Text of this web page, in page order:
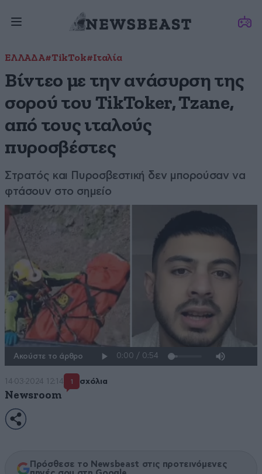
ΕΛΛΑΔΑ#TikTok#Ιταλία
Βίντεο με την ανάσυρση της
σορού του TikToker, Tzane,
από τους ιταλούς
πυροσβέστες
Στρατός και Πυροσβεστική δεν μπορούσαν να
φτάσουν στο σημείο
Ακούστε το άρθρο
14·03·2024 12:14 1 σχόλια
Newsroom
Πρόσθεσε το Newsbeast στις προτεινόμενες